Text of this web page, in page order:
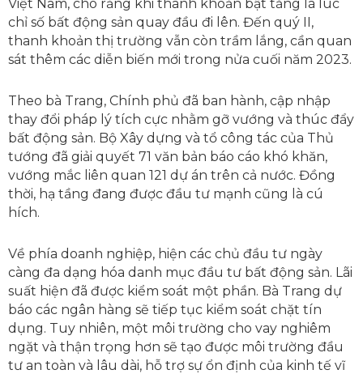
Việt Nam, cho rằng khi thanh khoản bật tăng là lúc
chỉ số bất động sản quay đầu đi lên. Đến quý II,
thanh khoản thị trường vẫn còn trầm lắng, cần quan
sát thêm các diễn biến mới trong nửa cuối năm 2023.
Theo bà Trang, Chính phủ đã ban hành, cập nhập
thay đổi pháp lý tích cực nhằm gỡ vướng và thúc đẩy
bất động sản. Bộ Xây dựng và tổ công tác của Thủ
tướng đã giải quyết 71 văn bản báo cáo khó khăn,
vướng mắc liên quan 121 dự án trên cả nước. Đồng
thời, hạ tầng đang được đầu tư mạnh cũng là cú
hích.
Về phía doanh nghiệp, hiện các chủ đầu tư ngày
càng đa dạng hóa danh mục đầu tư bất động sản. Lãi
suất hiện đã được kiểm soát một phần. Bà Trang dự
báo các ngân hàng sẽ tiếp tục kiểm soát chặt tín
dụng. Tuy nhiên, một môi trường cho vay nghiêm
ngặt và thận trọng hơn sẽ tạo được môi trường đầu
tư an toàn và lâu dài, hỗ trợ sự ổn định của kinh tế vĩ